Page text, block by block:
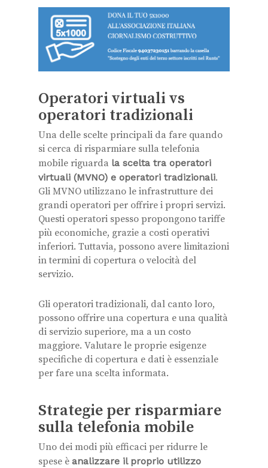
Operatori virtuali vs
operatori tradizionali
Una delle scelte principali da fare quando
si cerca di risparmiare sulla telefonia
mobile riguarda la scelta tra operatori
virtuali (MVNO) e operatori tradizionali.
Gli MVNO utilizzano le infrastrutture dei
grandi operatori per offrire i propri servizi.
Questi operatori spesso propongono tariffe
più economiche, grazie a costi operativi
inferiori. Tuttavia, possono avere limitazioni
in termini di copertura o velocità del
servizio.
Gli operatori tradizionali, dal canto loro,
possono offrire una copertura e una qualità
di servizio superiore, ma a un costo
maggiore. Valutare le proprie esigenze
specifiche di copertura e dati è essenziale
per fare una scelta informata.
Strategie per risparmiare
sulla telefonia mobile
Uno dei modi più efficaci per ridurre le
spese è analizzare il proprio utilizzo